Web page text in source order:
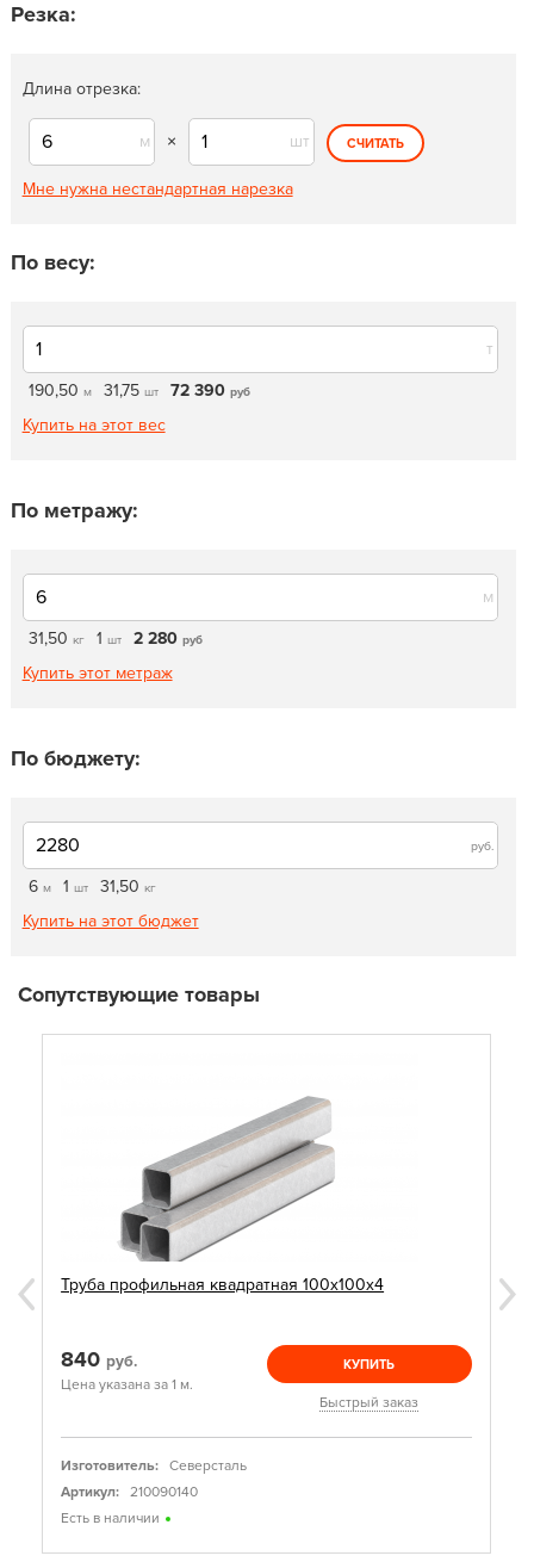
Резка:
Длина отрезка:
м × шт СЧИТАТЬ
Мне нужна нестандартная нарезка
По весу:
т
190,50 м 31,75 шт 72 390 руб
Купить на этот вес
По метражу:
м
31,50 кг 1 шт 2 280 руб
Купить этот метраж
По бюджету:
руб.
6 м 1 шт 31,50 кг
Купить на этот бюджет
Сопутствующие товары
Труба профильная квадратная 100х100х4
840 руб.
Цена указана за 1 м.
КУПИТЬ
Быстрый заказ
Изготовитель:
Северсталь
Артикул:
210090140
Есть в наличии